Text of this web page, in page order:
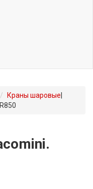
Краны шаровые